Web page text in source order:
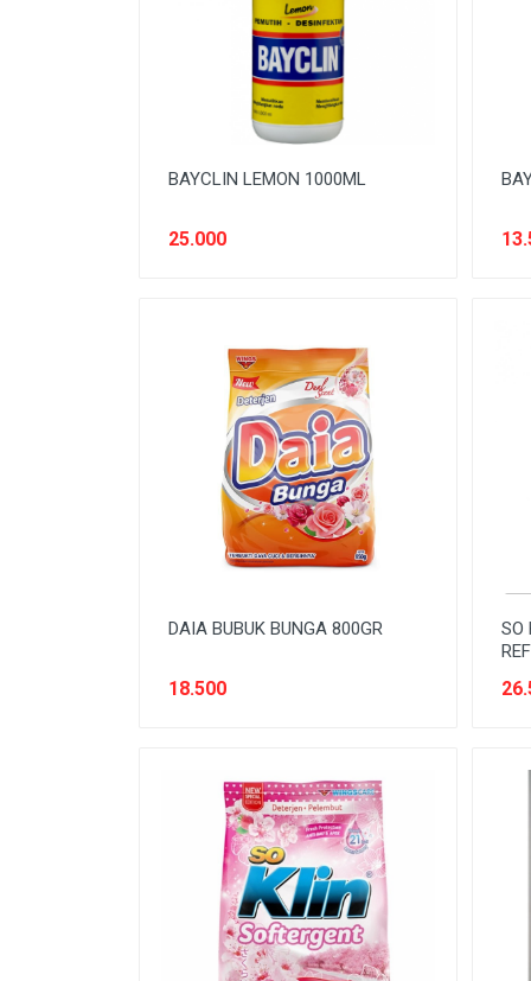
SNACK MODERN
SNACK TRADISIONAL
TEH
BAYCLIN LEMON 1000ML
25.000
DAIA BUBUK BUNGA 800GR
18.500
SO